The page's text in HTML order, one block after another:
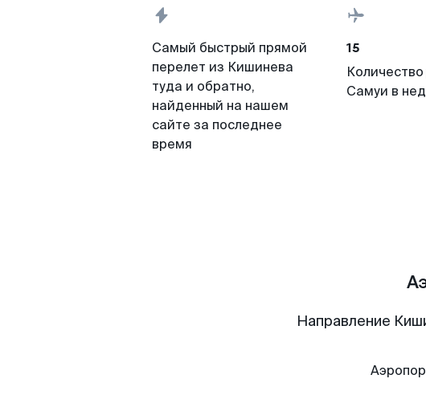
Самый быстрый прямой
перелет из Кишинева
туда и обратно,
найденный на нашем
сайте за последнее
время
15
Самуи в
Направление